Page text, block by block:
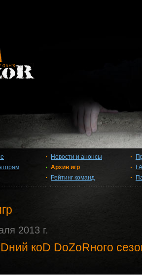
Новости и анонсы
Архив игр
Рейтинг команд
2013 г.
коD DоZоRного